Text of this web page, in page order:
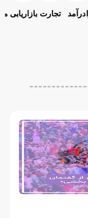
درآمد تجارت بازاریابی